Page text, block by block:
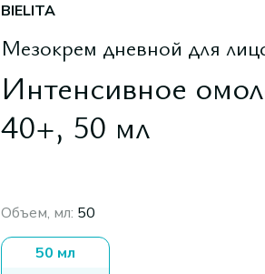
BIELITA
Мезокрем дневной для
Интенсивное
40+, 50 мл
Объем, мл: 50
50 мл